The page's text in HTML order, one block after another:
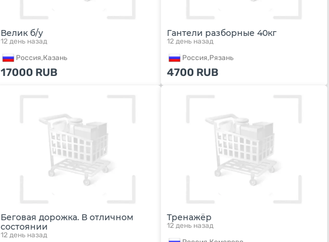
Велик б/у
12 день назад
Россия,Казань
17000 RUB
Гантели разборные 40кг
12 день назад
Россия,Рязань
4700 RUB
Беговая дорожка. В отличном
состоянии
12 день назад
Тренажёр
12 день назад